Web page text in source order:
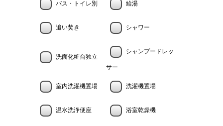
バス・トイレ別 給湯
追い焚き シャワー
洗面化粧台独立
シャンプードレッ
サー
室内洗濯機置場 洗濯機置場
温水洗浄便座 浴室乾燥機